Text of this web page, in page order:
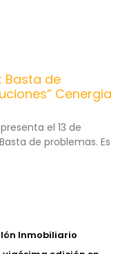
Basta de
Cenergia
el 13 de
de problemas. Es
Inmobiliario